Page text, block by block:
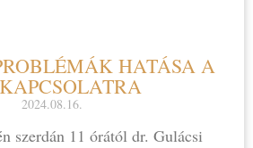
HATÁSA A
2024.08.16.
szerdán 11 órától dr. Gulácsi